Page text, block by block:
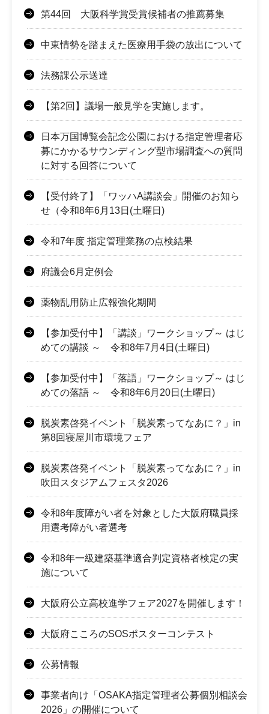
第44回 大阪科学賞受賞候補者の推薦募集
中東情勢を踏まえた医療用手袋の放出について
法務課公示送達
【第2回】議場一般見学を実施します。
日本万国博覧会記念公園における指定管理者応
募にかかるサウンディング型市場調査への質問
に対する回答について
【受付終了】「ワッハA講談会」開催のお知ら
せ（令和8年6月13日(土曜日)
令和7年度 指定管理業務の点検結果
府議会6月定例会
薬物乱用防止広報強化期間
【参加受付中】「講談」ワークショップ～ はじ
めての講談 ～ 令和8年7月4日(土曜日)
【参加受付中】「落語」ワークショップ～ はじ
めての落語 ～ 令和8年6月20日(土曜日)
脱炭素啓発イベント「脱炭素ってなあに？」in
第8回寝屋川市環境フェア
脱炭素啓発イベント「脱炭素ってなあに？」in
吹田スタジアムフェスタ2026
令和8年度障がい者を対象とした大阪府職員採
用選考障がい者選考
令和8年一級建築基準適合判定資格者検定の実
施について
大阪府公立高校進学フェア2027を開催します！
大阪府こころのSOSポスターコンテスト
公募情報
事業者向け「OSAKA指定管理者公募個別相談会
2026」の開催について